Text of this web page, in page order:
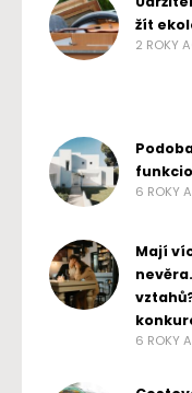
žít
2 ROKY
6 ROKY
Mají
6 ROKY